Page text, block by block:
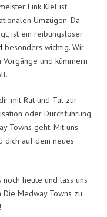
Fink Kiel ist
Umzügen. Da
ist ein reibungsloser
besonders wichtig. Wir
und kümmern
mit Rat und Tat zur
oder Durchführung
Towns geht. Mit uns
dich auf dein neues
heute und lass uns
Medway Towns zu